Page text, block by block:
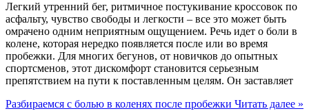
Легкий утренний бег, ритмичное постукивание кроссовок по
асфальту, чувство свободы и легкости – все это может быть
омрачено одним неприятным ощущением. Речь идет о боли в
колене, которая нередко появляется после или во время
пробежки. Для многих бегунов, от новичков до опытных
спортсменов, этот дискомфорт становится серьезным
препятствием на пути к поставленным целям. Он заставляет
Разбираемся с болью в коленях после пробежки Читать далее »